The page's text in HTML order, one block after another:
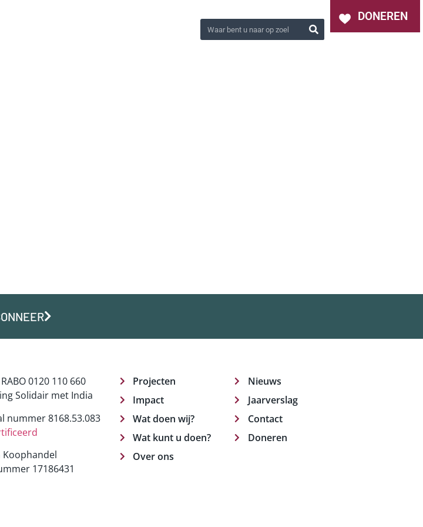
DONEREN
0120 110 660
Solidair met India
nummer 8168.53.083
Koophandel
17186431
Projecten
Impact
Wat doen wij?
Wat kunt u doen?
Over ons
Nieuws
Jaarverslag
Contact
Doneren